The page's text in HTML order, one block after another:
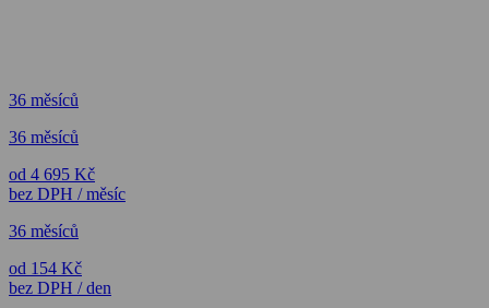
36 měsíců
36 měsíců
od 4 695 Kč
bez DPH / měsíc
36 měsíců
od 154 Kč
bez DPH / den